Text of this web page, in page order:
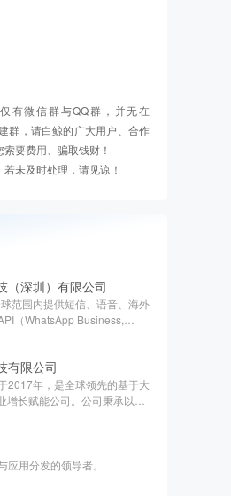
有微信群与QQ群，并无在
群，请白鲸的广大用户、合作
要费用、骗取钱财！
未及时处理，请见谅！
（深圳）有限公司
范围内提供短信、语音、海外
（WhatsApp Business,
有限公司
2017年，是全球领先的基于大
增长赋能公司。公司秉承以服
。
应用分发的领导者。